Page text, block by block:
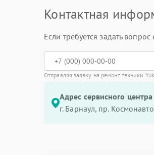
Контактная
Если требуется задать
Отправляя заявку на ремонт техники
Адрес сервисного
г. Барнаул, ​пр.